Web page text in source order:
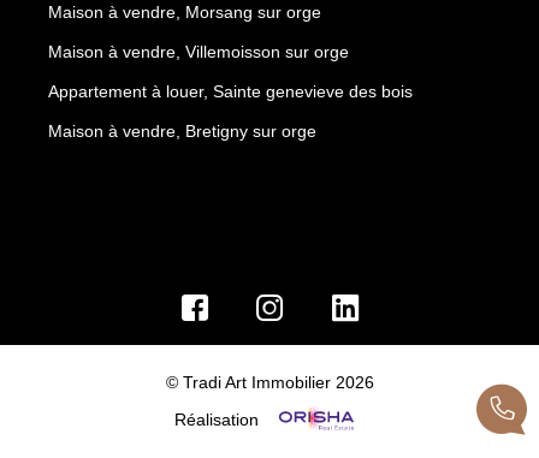
Maison à vendre, Morsang sur orge
Maison à vendre, Villemoisson sur orge
Appartement à louer, Sainte genevieve des bois
Maison à vendre, Bretigny sur orge
© Tradi Art Immobilier 2026
Réalisation